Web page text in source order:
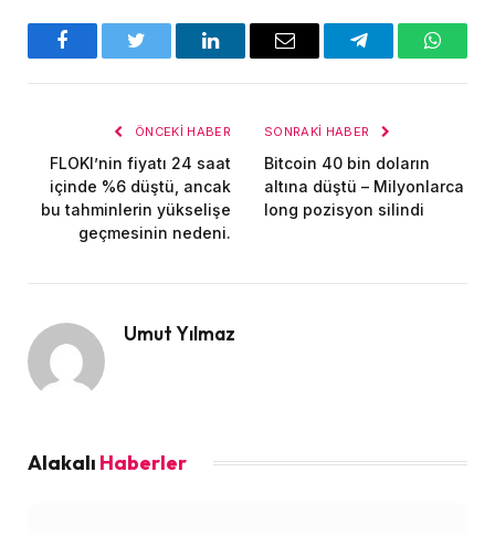
FacebookTwitter LinkedInE-
Telegram
ÖNCEKI HABER
FLOKI’nin fiyatı 24 saat
içinde %6 düştü, ancak
bu tahminlerin yükselişe
geçmesinin nedeni.
SONRAKI HABER
Bitcoin 40 bin doların
altına düştü – Milyonlarca
long pozisyon silindi
Umut Yılmaz
Alakalı Haberler